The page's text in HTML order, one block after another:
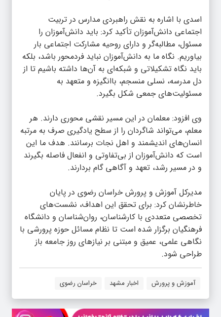
اسدی با اشاره به نقش راهبردی مدارس در تربیت
اجتماعی دانش‌آموزان تأکید کرد: باید دانش‌آموزان را
مسئول، مطالبه‌گر و دارای روحیه مشارکت اجتماعی بار
بیاوریم. نگاه ما به دانش‌آموزان نباید فردمحور باشد، بلکه
باید نگاه تشکیلاتی و شبکه‌ای به آن‌ها داشته باشیم تا از
دل مدرسه، نسلی منسجم، باانگیزه و متعهد به
مسئولیت‌های جمعی شکل بگیرد.
وی افزود: معلمان در این مسیر نقشی محوری دارند. هر
معلم، می‌تواند شاگردان را از سطح یادگیری صرف به مرتبه
انسان‌های اندیشمند و اهل نجات برسانند. هدف ما این
است که دانش‌آموزان از بی‌تفاوتی و انفعال فاصله بگیرند
و در مسیر رشد، تعهد و آگاهی گام بردارند.
مدیرکل آموزش و پرورش خراسان رضوی در پایان
خاطرنشان کرد: برای تحقق این اهداف، نشست‌های
تخصصی متعددی با کارشناسان، روان‌شناسان و دانشگاه
فرهنگیان برگزار شده است تا نظام مسائل حوزه پرورشی با
نگاهی علمی، عمیق و مبتنی بر نیازهای روز جامعه باز
طراحی شود.
آموزش و پرورش اخبار مشهد خراسان رضوی